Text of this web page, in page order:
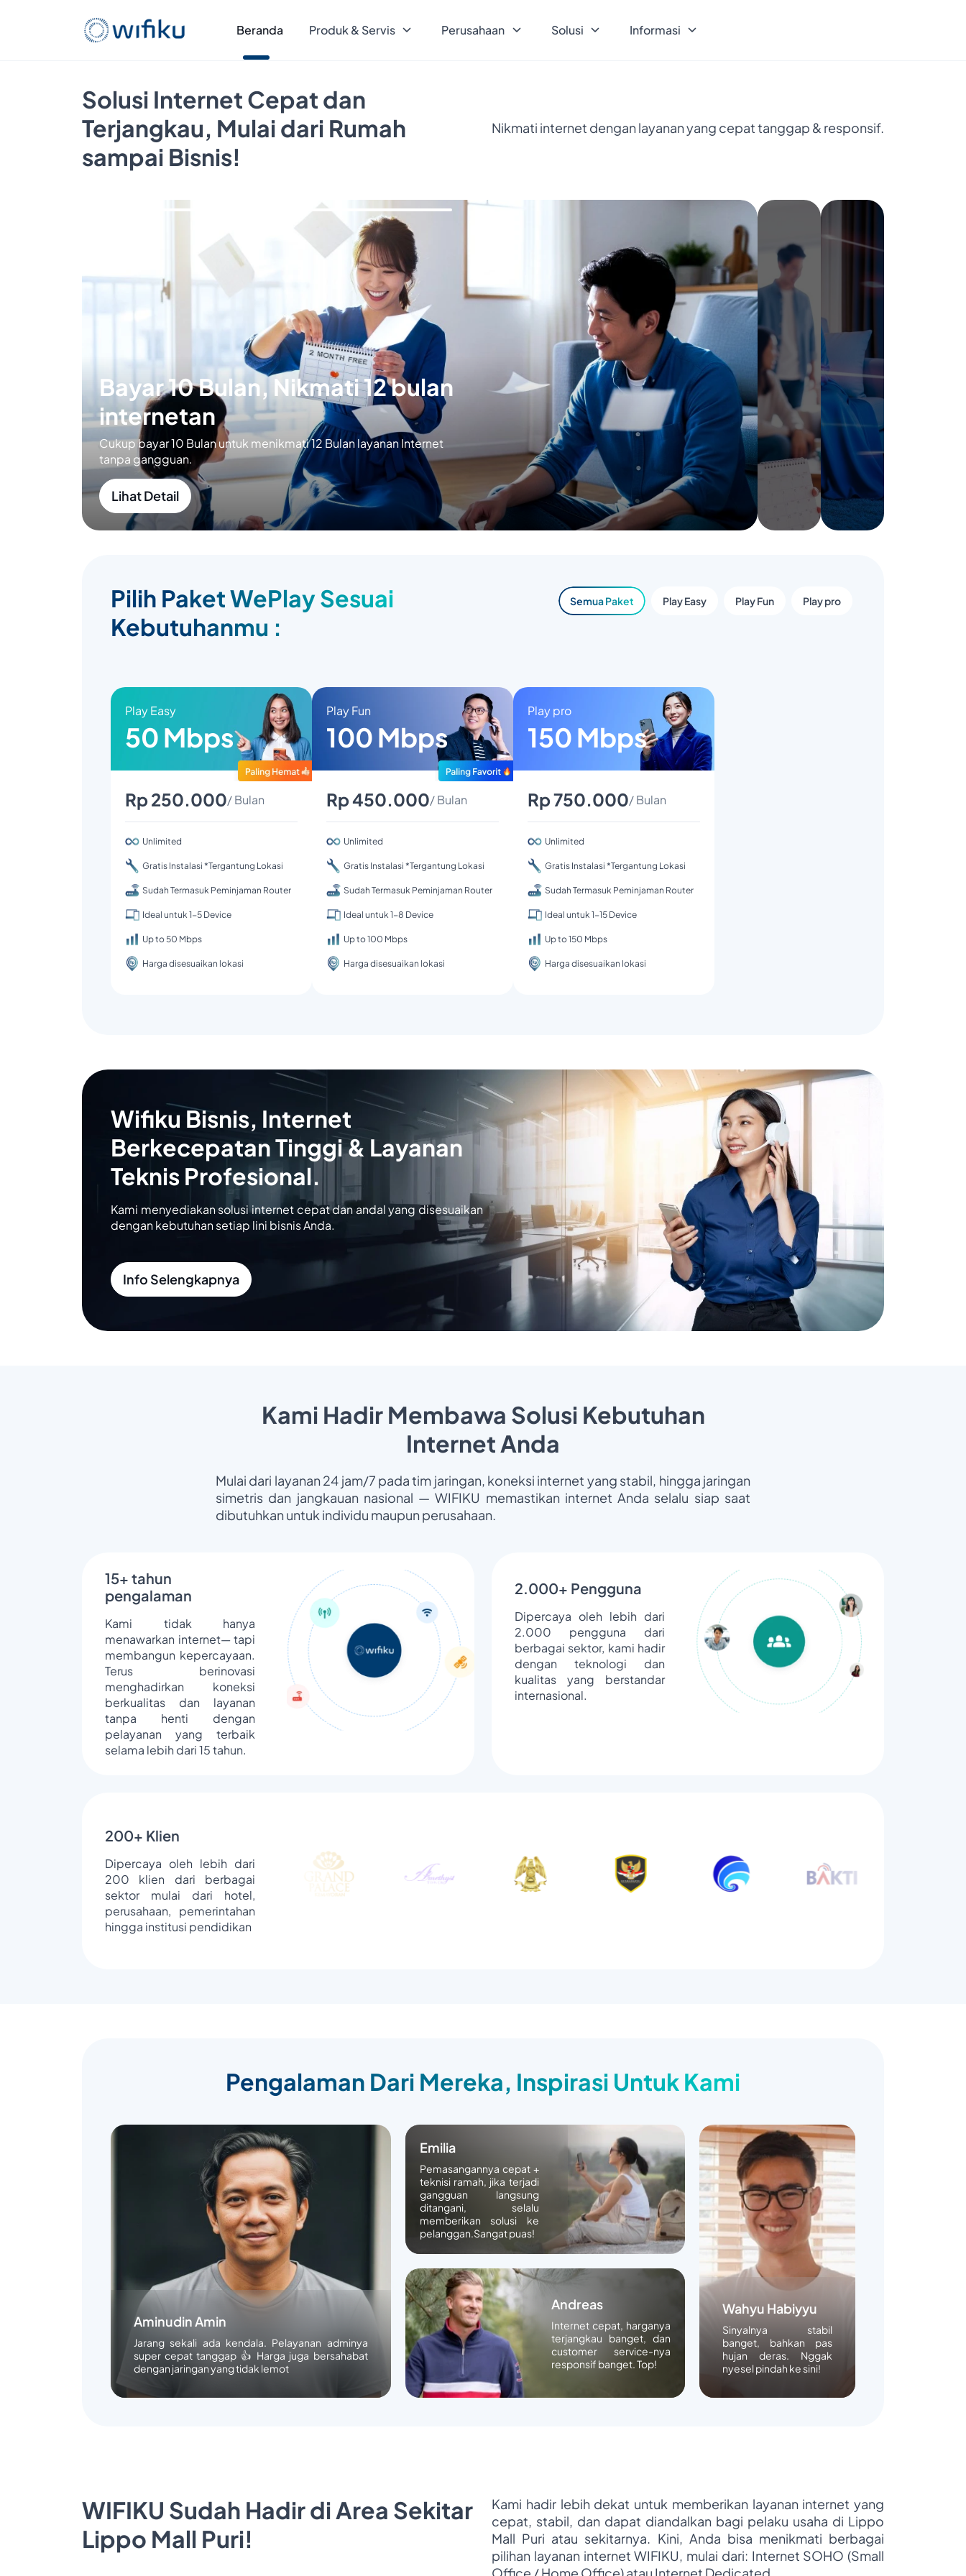
Beranda Produk & Servis Perusahaan Solusi Informasi
Solusi Internet Cepat dan
Terjangkau, Mulai dari Rumah
sampai Bisnis!
Nikmati internet dengan layanan yang cepat tanggap & responsif.
Bayar 10 Bulan, Nikmati 12 bulan
internetan
Cukup bayar 10 Bulan untuk menikmati 12 Bulan layanan Internet
tanpa gangguan.
Lihat Detail
Pilih Paket WePlay Sesuai
Kebutuhanmu :
Semua Paket Play Easy Play Fun Play pro
Play Easy
50 Mbps
Rp 250.000/ Bulan
Unlimited
Gratis Instalasi *Tergantung Lokasi
Sudah Termasuk Peminjaman Router
Ideal untuk 1-5 Device
Up to 50 Mbps
Harga disesuaikan lokasi
Play Fun
100 Mbps
Rp 450.000/ Bulan
Unlimited
Gratis Instalasi *Tergantung Lokasi
Sudah Termasuk Peminjaman Router
Ideal untuk 1-8 Device
Up to 100 Mbps
Harga disesuaikan lokasi
Play pro
150 Mbps
Rp 750.000/ Bulan
Unlimited
Gratis Instalasi *Tergantung Lokasi
Sudah Termasuk Peminjaman Router
Ideal untuk 1-15 Device
Up to 150 Mbps
Harga disesuaikan lokasi
Wifiku Bisnis, Internet
Berkecepatan Tinggi & Layanan
Teknis Profesional.
Kami menyediakan solusi internet cepat dan andal yang disesuaikan
dengan kebutuhan setiap lini bisnis Anda.
Info Selengkapnya
Kami Hadir Membawa Solusi Kebutuhan
Internet Anda
Mulai dari layanan 24 jam/7 pada tim jaringan, koneksi internet yang stabil, hingga jaringan
simetris dan jangkauan nasional — WIFIKU memastikan internet Anda selalu siap saat
dibutuhkan untuk individu maupun perusahaan.
15+ tahun
pengalaman
Kami tidak hanya
menawarkan internet— tapi
membangun kepercayaan.
Terus berinovasi
menghadirkan koneksi
berkualitas dan layanan
tanpa henti dengan
pelayanan yang terbaik
selama lebih dari 15 tahun.
2.000+ Pengguna
Dipercaya oleh lebih dari
2.000 pengguna dari
berbagai sektor, kami hadir
dengan teknologi dan
kualitas yang berstandar
internasional.
200+ Klien
Dipercaya oleh lebih dari
200 klien dari berbagai
sektor mulai dari hotel,
perusahaan, pemerintahan
hingga institusi pendidikan
Pengalaman Dari Mereka, Inspirasi Untuk Kami
Aminudin Amin
Jarang sekali ada kendala. Pelayanan adminya
super cepat tanggap 👍 Harga juga bersahabat
dengan jaringan yang tidak lemot
Emilia
Pemasangannya cepat +
teknisi ramah, jika terjadi
gangguan langsung
ditangani, selalu
memberikan solusi ke
pelanggan.Sangat puas!
Wahyu Habiyyu
Sinyalnya stabil
banget, bahkan pas
hujan deras. Nggak
nyesel pindah ke sini!
Andreas
Internet cepat, harganya
terjangkau banget, dan
customer service-nya
responsif banget. Top!
WIFIKU Sudah Hadir di Area Sekitar
Lippo Mall Puri!
Kami hadir lebih dekat untuk memberikan layanan internet yang
cepat, stabil, dan dapat diandalkan bagi pelaku usaha di Lippo
Mall Puri atau sekitarnya. Kini, Anda bisa menikmati berbagai
pilihan layanan internet WIFIKU, mulai dari: Internet SOHO (Small